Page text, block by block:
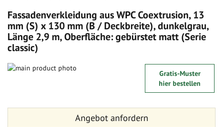
Fassadenverkleidung aus WPC Coextrusion, 13
mm (S) x 130 mm (B / Deckbreite), dunkelgrau,
Länge 2,9 m, Oberfläche: gebürstet matt (Serie
classic)
Gratis-Muster
hier bestellen
Zum
springen
Bildergalerie
Angebot anfordern